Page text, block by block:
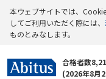
本ウェブサイトでは、
してご利用いただく際には、
ものとみなします。
合格者数
(2026年8月